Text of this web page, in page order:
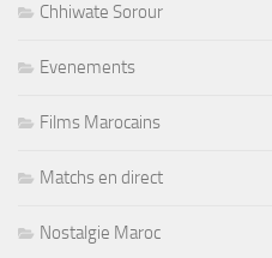
Chhiwate Sorour
Evenements
Films Marocains
Matchs en direct
Nostalgie Maroc